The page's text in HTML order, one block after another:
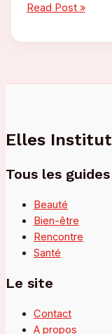
Comment
une
techniques
vraiment
Read Post »
Elles
Tous les guides
Beauté
Bien-être
Rencontre
Santé
Le site
Contact
A propos